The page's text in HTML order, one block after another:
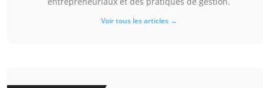
Voir tous les articles →